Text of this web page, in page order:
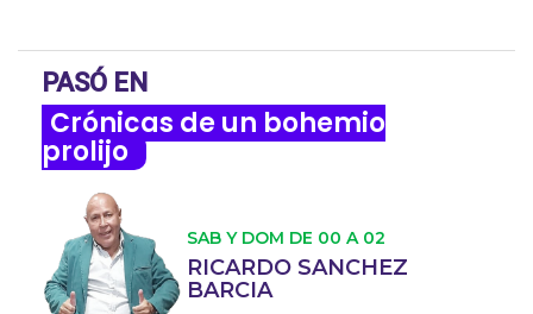
PASÓ EN
Crónicas de un bohemio
prolijo
SAB Y DOM DE 00 A 02
RICARDO SANCHEZ
BARCIA